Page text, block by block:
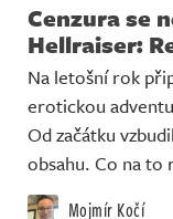
Cenzura se
Hellraiser:
Na letošní rok
erotickou
Od začátku
obsahu. Co na to
Mojmír Kočí